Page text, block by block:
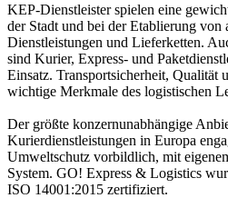
KEP-Dienstleister spielen eine
der Stadt und bei der Etablierung von
Dienstleistungen und Lieferketten.
sind Kurier, Express- und
Einsatz. Transportsicherheit, Qualität
wichtige Merkmale des logistischen
Der größte konzernunabhängige
Kurierdienstleistungen in Europa
Umweltschutz vorbildlich, mit
System. GO! Express & Logistics
ISO 14001:2015 zertifiziert.